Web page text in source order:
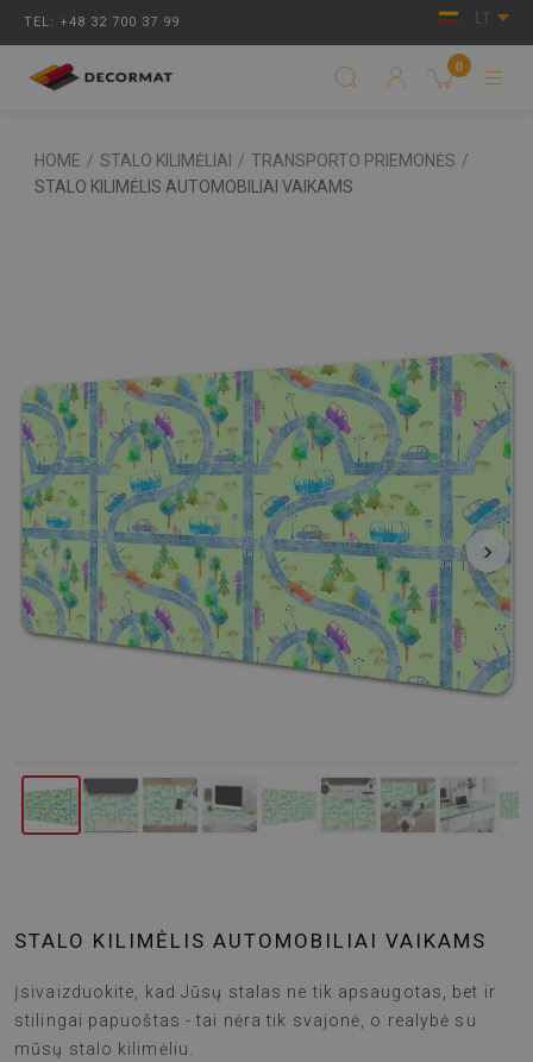
TEL: +48 32 700 37 99
0
HOME / STALO KILIMĖLIAI / TRANSPORTO PRIEMONĖS /
STALO KILIMĖLIS AUTOMOBILIAI VAIKAMS
‹ ›
STALO KILIMĖLIS AUTOMOBILIAI VAIKAMS
Įsivaizduokite, kad Jūsų stalas ne tik apsaugotas, bet ir
stilingai papuoštas - tai nėra tik svajonė, o realybė su
mūsų stalo kilimėliu.